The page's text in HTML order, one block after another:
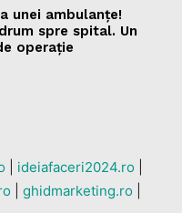
unei ambulanțe!
spre spital. Un
operație
ideiafaceri2024.ro
ghidmarketing.ro